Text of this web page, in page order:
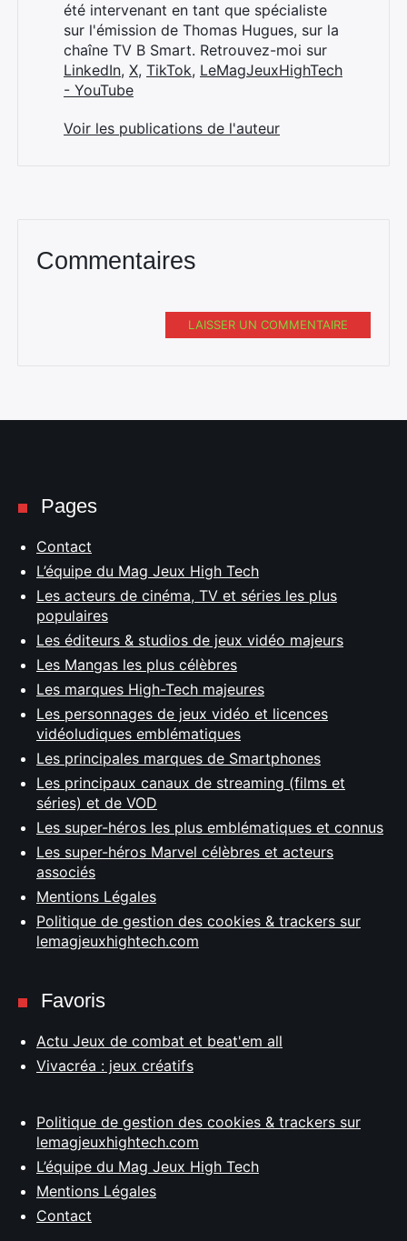
été intervenant en tant que spécialiste
sur l'émission de Thomas Hugues, sur la
chaîne TV B Smart. Retrouvez-moi sur
LinkedIn, X, TikTok, LeMagJeuxHighTech
- YouTube
Voir les publications de l'auteur
Commentaires
LAISSER UN COMMENTAIRE
Pages
Contact
L’équipe du Mag Jeux High Tech
Les acteurs de cinéma, TV et séries les plus
populaires
Les éditeurs & studios de jeux vidéo majeurs
Les Mangas les plus célèbres
Les marques High-Tech majeures
Les personnages de jeux vidéo et licences
vidéoludiques emblématiques
Les principales marques de Smartphones
Les principaux canaux de streaming (films et
séries) et de VOD
Les super-héros les plus emblématiques et connus
Les super-héros Marvel célèbres et acteurs
associés
Mentions Légales
Politique de gestion des cookies & trackers sur
lemagjeuxhightech.com
Favoris
Actu Jeux de combat et beat'em all
Vivacréa : jeux créatifs
Politique de gestion des cookies & trackers sur
lemagjeuxhightech.com
L’équipe du Mag Jeux High Tech
Mentions Légales
Contact